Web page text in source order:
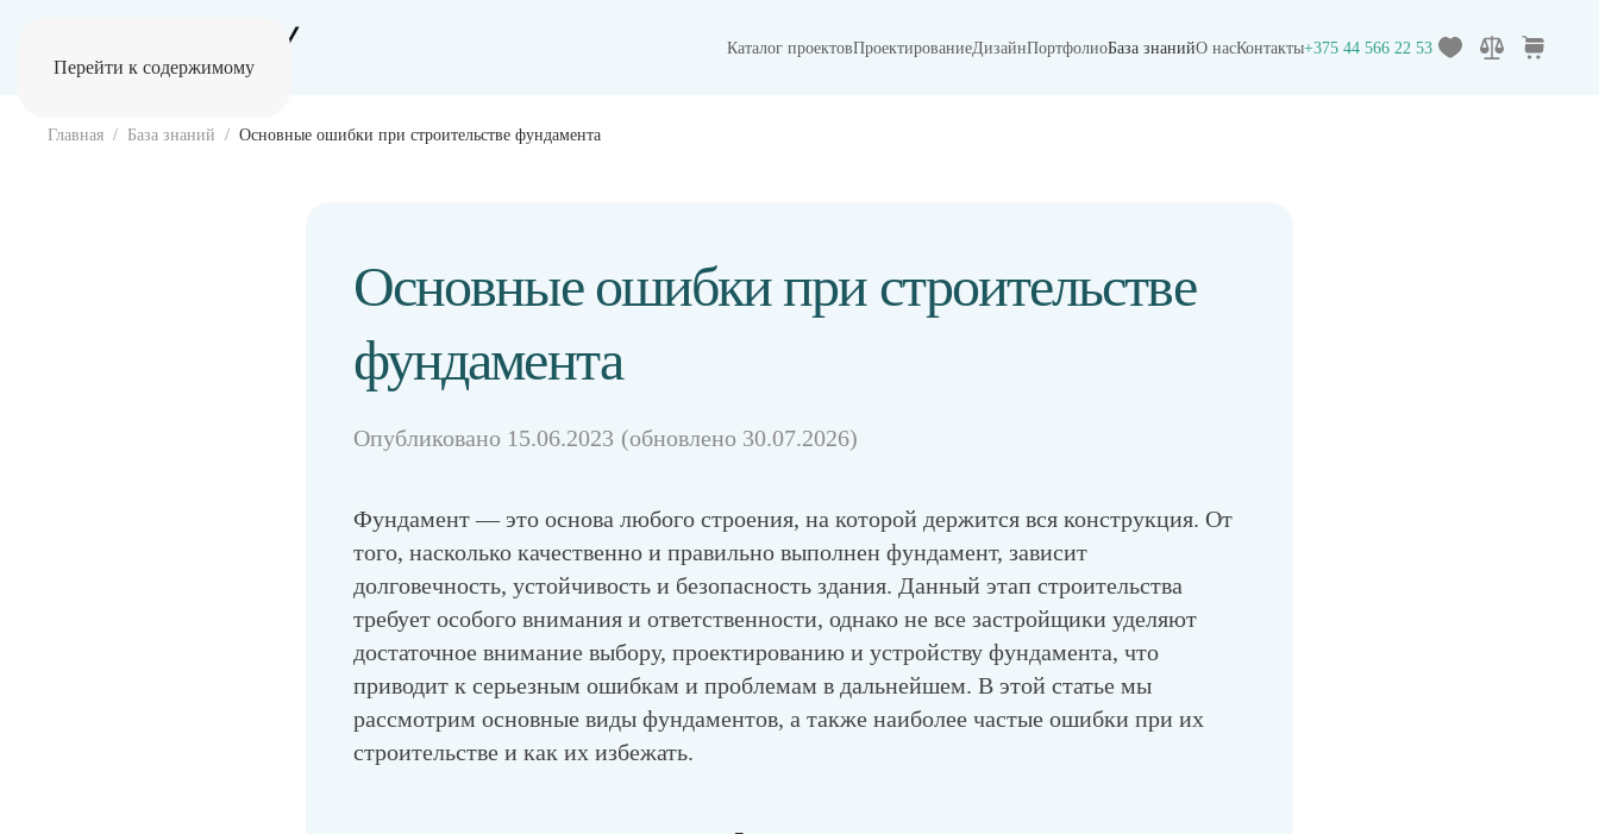
Перейти к содержимому
Каталог проектовПроектированиеДизайнПортфолиоБаза знанийО насКонтакты+375 44 566 22 53
Главная База знаний Основные ошибки при строительстве фундамента
Основные ошибки при строительстве
фундамента
Опубликовано 15.06.2023 (обновлено 30.07.2026)
Фундамент — это основа любого строения, на которой держится вся конструкция. От
того, насколько качественно и правильно выполнен фундамент, зависит
долговечность, устойчивость и безопасность здания. Данный этап строительства
требует особого внимания и ответственности, однако не все застройщики уделяют
достаточное внимание выбору, проектированию и устройству фундамента, что
приводит к серьезным ошибкам и проблемам в дальнейшем. В этой статье мы
рассмотрим основные виды фундаментов, а также наиболее частые ошибки при их
строительстве и как их избежать.